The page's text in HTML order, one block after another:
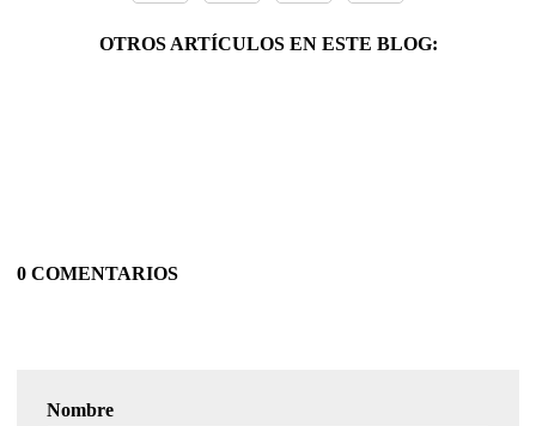
OTROS ARTÍCULOS EN ESTE BLOG:
0 COMENTARIOS
Nombre